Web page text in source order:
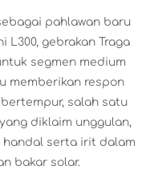
pahlawan baru
gebrakan Traga
segmen medium
memberikan respon
salah satu
diklaim unggulan,
handal serta irit dalam
bakar solar.